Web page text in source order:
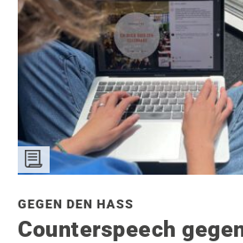
GEGEN DEN HASS
Counterspeech